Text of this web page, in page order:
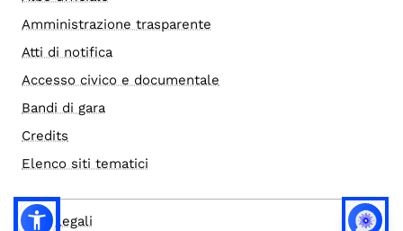
Amministrazione trasparente
Atti di notifica
Accesso civico e documentale
Bandi di gara
Credits
Elenco siti tematici
Note legali